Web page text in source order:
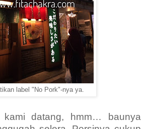
label "No Pork"-nya ya.
kami datang, hmm… baunya